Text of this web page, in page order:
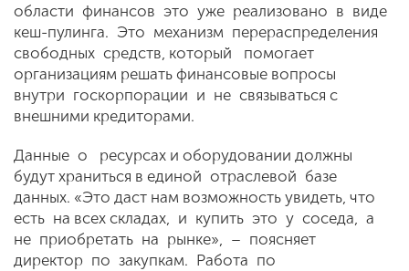
области финансов это уже реализовано в виде
кеш-пулинга. Это механизм перераспределения
свободных средств, который помогает
организациям решать финансовые вопросы
внутри госкорпорации и не связываться с
внешними кредиторами.
Данные о ресурсах и оборудовании должны
будут храниться в единой отраслевой базе
данных. «Это даст нам возможность увидеть, что
есть на всех складах, и купить это у соседа, а
не приобретать на рынке», – поясняет
директор по закупкам. Работа по